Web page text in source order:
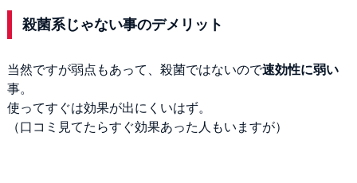
殺菌系じゃない事のデメリット
当然ですが弱点もあって、殺菌ではないので速効性に弱い
事。
使ってすぐは効果が出にくいはず。
（口コミ見てたらすぐ効果あった人もいますが）